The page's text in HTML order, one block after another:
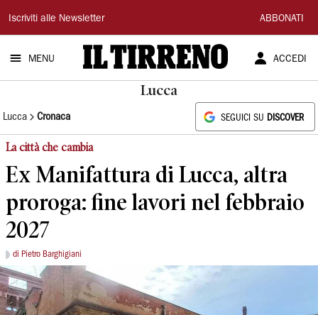
Il
Tirreno
Iscriviti alle Newsletter ABBONATI
MENU ACCEDI
Lucca
Lucca Cronaca SEGUICI SU DISCOVER
La città che cambia
Ex Manifattura di Lucca, altra
proroga: fine lavori nel febbraio
2027
di Pietro Barghigiani